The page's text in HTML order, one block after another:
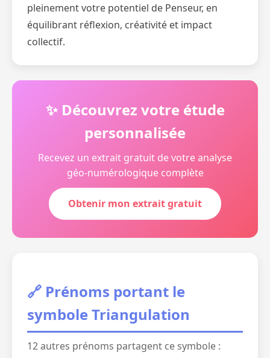
pleinement votre potentiel de Penseur, en
équilibrant réflexion, créativité et impact
collectif.
✨ Découvrez votre étude
personnalisée
Recevez un extrait gratuit de votre analyse
géo-numérologique complète
Obtenir mon extrait gratuit
🔗 Prénoms portant le
symbole Triangulation
12 autres prénoms partagent ce symbole :